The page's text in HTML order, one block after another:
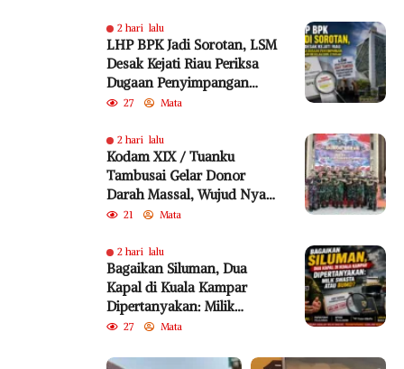
2 hari lalu
LHP BPK Jadi Sorotan, LSM
Desak Kejati Riau Periksa
Dugaan Penyimpangan
Program Bedelau BRK
27 Mata
2 hari lalu
Kodam XIX / Tuanku
Tambusai Gelar Donor
Darah Massal, Wujud Nyata
Pengabdian untuk
21 Mata
2 hari lalu
Bagaikan Siluman, Dua
Kapal di Kuala Kampar
Dipertanyakan: Milik
Swasta atau BUMD?
27 Mata